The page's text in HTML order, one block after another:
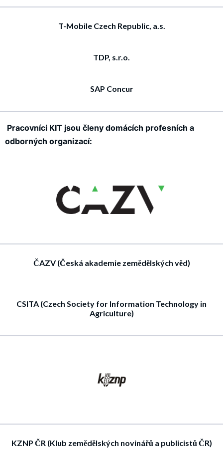
T-Mobile Czech Republic, a.s.
TDP, s.r.o.
SAP Concur
Pracovníci KIT jsou členy domácích profesních a
odborných organizací:
ČAZV (Česká akademie zemědělských věd)
CSITA (Czech Society for Information Technology in
Agriculture)
KZNP ČR (Klub zemědělských novinářů a publicistů ČR)